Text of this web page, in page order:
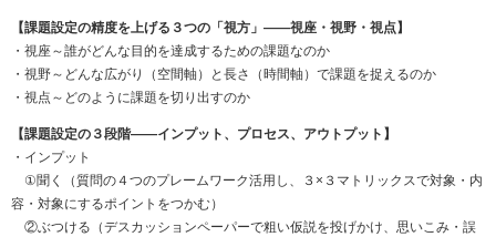
【課題設定の精度を上げる３つの「視方」――視座・視野・視点】
・視座～誰がどんな目的を達成するための課題なのか
・視野～どんな広がり（空間軸）と長さ（時間軸）で課題を捉えるのか
・視点～どのように課題を切り出すのか
【課題設定の３段階――インプット、プロセス、アウトプット】
・インプット
①聞く（質問の４つのプレームワーク活用し、３×３マトリックスで対象・内
容・対象にするポイントをつかむ）
②ぶつける（デスカッションペーパーで粗い仮説を投げかけ、思いこみ・誤